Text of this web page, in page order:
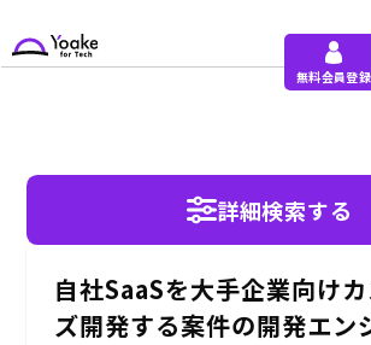
無料会員登録
詳細検索する
自社SaaSを大手企業向け
ズ開発する案件の開発エン